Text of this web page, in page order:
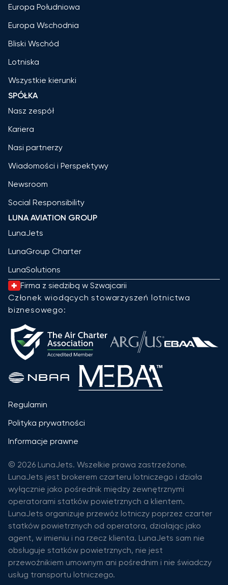
Europa Południowa
Europa Wschodnia
Bliski Wschód
Lotniska
Wszystkie kierunki
SPÓŁKA
Nasz zespół
Kariera
Nasi partnerzy
Wiadomości i Perspektywy
Newsroom
Social Responsibility
LUNA AVIATION GROUP
LunaJets
LunaGroup Charter
LunaSolutions
Firma z siedzibą w Szwajcarii
Członek wiodących stowarzyszeń lotnictwa
biznesowego:
Regulamin
Polityka prywatności
Informacje prawne
© 2026 LunaJets. Wszelkie prawa zastrzeżone.
LunaJets jest brokerem czarteru lotniczego i działa
wyłącznie jako pośrednik między zewnętrznymi
operatorami statków powietrznych a klientem.
LunaJets organizuje przewóz lotniczy poprzez czarter
statków powietrznych od operatora, działając jako
agent, w imieniu i na rzecz klienta. LunaJets sam nie
obsługuje statków powietrznych, nie jest
przewoźnikiem umownym ani pośrednim i nie świadczy
usług transportu lotniczego.